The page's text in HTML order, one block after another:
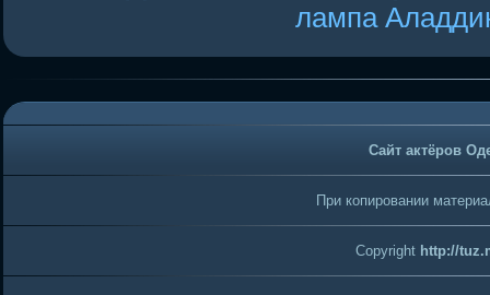
лампа
Сайт актёров
При копировании
Copyright http://